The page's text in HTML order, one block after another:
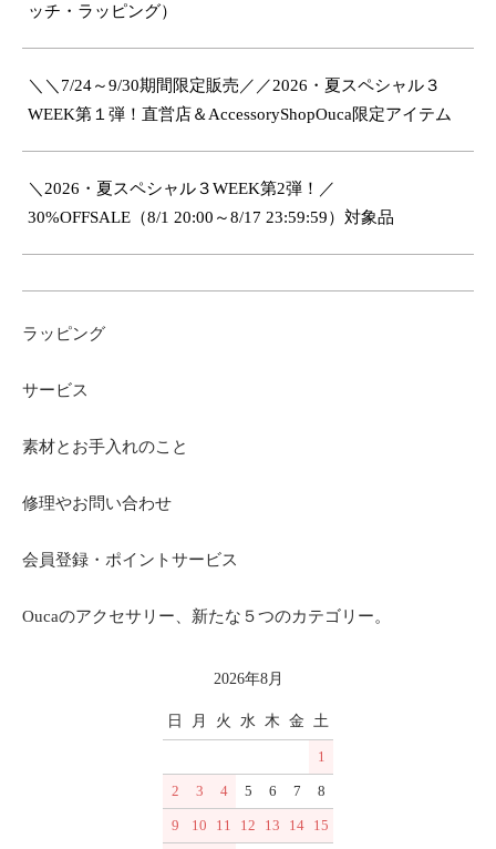
ッチ・ラッピング）
＼＼7/24～9/30期間限定販売／／2026・夏スペシャル３
WEEK第１弾！直営店＆AccessoryShopOuca限定アイテム
＼2026・夏スペシャル３WEEK第2弾！／
30%OFFSALE（8/1 20:00～8/17 23:59:59）対象品
ラッピング
サービス
素材とお手入れのこと
修理やお問い合わせ
会員登録・ポイントサービス
Oucaのアクセサリー、新たな５つのカテゴリー。
2026年8月
日 月 火 水 木 金 土
1
2 3 4 5 6 7 8
9 10 11 12 13 14 15